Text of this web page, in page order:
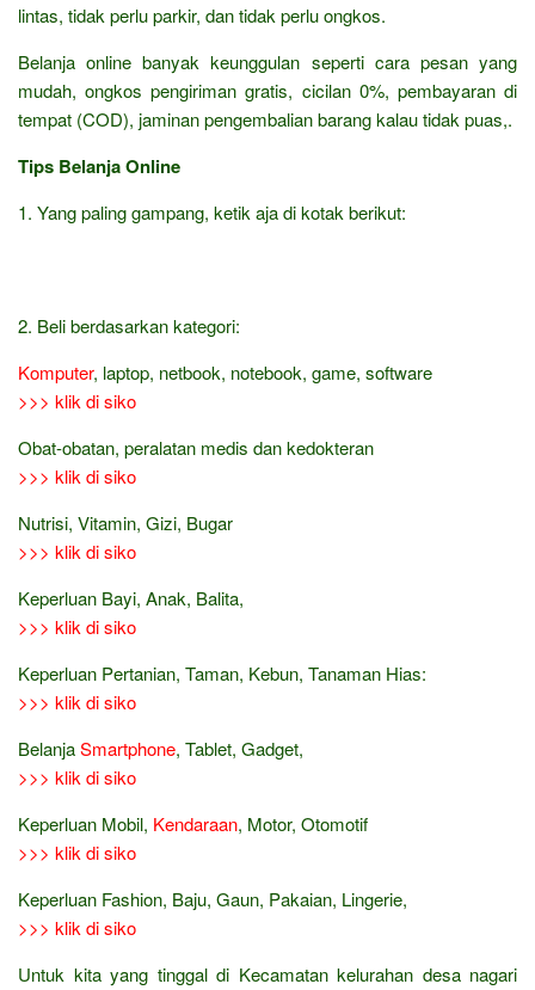
lintas, tidak perlu parkir, dan tidak perlu ongkos.
Belanja online banyak keunggulan seperti cara pesan yang
mudah, ongkos pengiriman gratis, cicilan 0%, pembayaran di
tempat (COD), jaminan pengembalian barang kalau tidak puas,.
Tips Belanja Online
1. Yang paling gampang, ketik aja di kotak berikut:
2. Beli berdasarkan kategori:
Komputer, laptop, netbook, notebook, game, software
>>> klik di siko
Obat-obatan, peralatan medis dan kedokteran
>>> klik di siko
Nutrisi, Vitamin, Gizi, Bugar
>>> klik di siko
Keperluan Bayi, Anak, Balita,
>>> klik di siko
Keperluan Pertanian, Taman, Kebun, Tanaman Hias:
>>> klik di siko
BelanjaSmartphone, Tablet, Gadget,
>>> klik di siko
Keperluan Mobil, Kendaraan, Motor, Otomotif
>>> klik di siko
Keperluan Fashion, Baju, Gaun, Pakaian, Lingerie,
>>> klik di siko
Untuk kita yang tinggal di Kecamatan kelurahan desa nagari